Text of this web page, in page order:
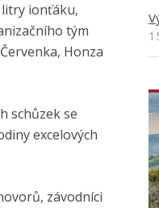
litry ionťáku,
tým
Honza
schůzek se
excelových
závodníci